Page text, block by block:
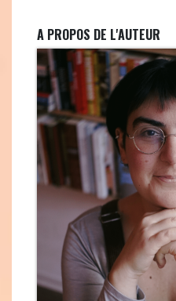
A PROPOS DE L'AUTEUR